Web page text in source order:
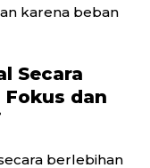
karena beban
Secara
dan
berlebihan